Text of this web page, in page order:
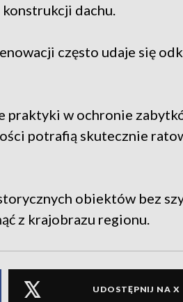
dachu.
często udaje się
praktyki w ochronie
potrafią skutecznie
obiektów bez
z krajobrazu regionu.
UDOSTĘPNIJ NA X